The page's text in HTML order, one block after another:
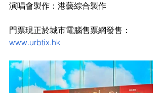
演唱會製作：港藝綜合製作
門票現正於城市電腦售票網發售：
www.urbtix.hk